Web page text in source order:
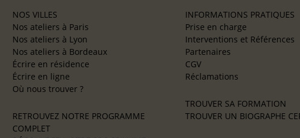
NOS VILLES
Nos ateliers à Paris
Nos ateliers à Lyon
Nos ateliers à Bordeaux
Écrire en résidence
Écrire en ligne
Où nous trouver ?
RETROUVEZ NOTRE PROGRAMME
COMPLET
INFORMATIONS PRATIQUES
Prise en charge
Interventions et Références
Partenaires
CGV
Réclamations
TROUVER SA FORMATION
TROUVER UN BIOGRAPHE